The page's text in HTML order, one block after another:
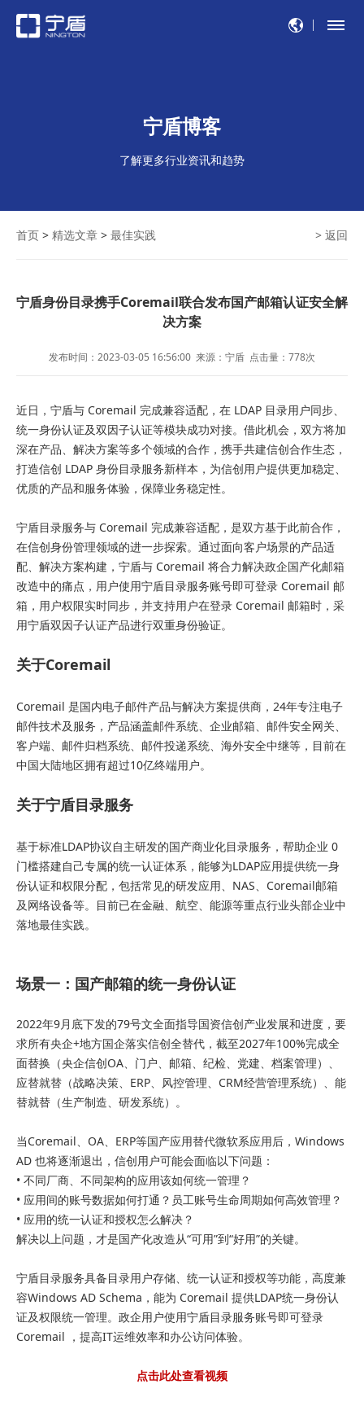
宁盾博客
了解更多行业资讯和趋势
> 返回
首页 > 精选文章 > 最佳实践
宁盾身份目录携手Coremail联合发布国产邮箱认证安全解
决方案
发布时间：2023-03-05 16:56:00 来源：宁盾 点击量： 778次
近日，宁盾与 Coremail 完成兼容适配，在 LDAP 目录用户同步、
统一身份认证及双因子认证等模块成功对接。借此机会，双方将加
深在产品、解决方案等多个领域的合作，携手共建信创合作生态，
打造信创 LDAP 身份目录服务新样本，为信创用户提供更加稳定、
优质的产品和服务体验，保障业务稳定性。
宁盾目录服务与 Coremail 完成兼容适配，是双方基于此前合作，
在信创身份管理领域的进一步探索。通过面向客户场景的产品适
配、解决方案构建，宁盾与 Coremail 将合力解决政企国产化邮箱
改造中的痛点，用户使用宁盾目录服务账号即可登录 Coremail 邮
箱，用户权限实时同步，并支持用户在登录 Coremail 邮箱时，采
用宁盾双因子认证产品进行双重身份验证。
关于Coremail
Coremail 是国内电子邮件产品与解决方案提供商，24年专注电子
邮件技术及服务，产品涵盖邮件系统、企业邮箱、邮件安全网关、
客户端、邮件归档系统、邮件投递系统、海外安全中继等，目前在
中国大陆地区拥有超过10亿终端用户。
关于宁盾目录服务
基于标准LDAP协议自主研发的国产商业化目录服务，帮助企业 0
门槛搭建自己专属的统一认证体系，能够为LDAP应用提供统一身
份认证和权限分配，包括常见的研发应用、NAS、Coremail邮箱
及网络设备等。目前已在金融、航空、能源等重点行业头部企业中
落地最佳实践。
场景一：国产邮箱的统一身份认证
2022年9月底下发的79号文全面指导国资信创产业发展和进度，要
求所有央企+地方国企落实信创全替代，截至2027年100%完成全
面替换（央企信创OA、门户、邮箱、纪检、党建、档案管理）、
应替就替（战略决策、ERP、风控管理、CRM经营管理系统）、能
替就替（生产制造、研发系统）。
当Coremail、OA、ERP等国产应用替代微软系应用后，Windows
AD 也将逐渐退出，信创用户可能会面临以下问题：
• 不同厂商、不同架构的应用该如何统一管理？
• 应用间的账号数据如何打通？员工账号生命周期如何高效管理？
• 应用的统一认证和授权怎么解决？
解决以上问题，才是国产化改造从“可用”到“好用”的关键。
宁盾目录服务具备目录用户存储、统一认证和授权等功能，高度兼
容Windows AD Schema，能为 Coremail 提供LDAP统一身份认
证及权限统一管理。政企用户使用宁盾目录服务账号即可登录
Coremail ，提高IT运维效率和办公访问体验。
点击此处查看视频